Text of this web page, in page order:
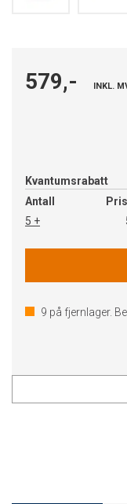
579,- INKL.
Kvantumsrabatt
Antall
5 +
9 på fjernlager.